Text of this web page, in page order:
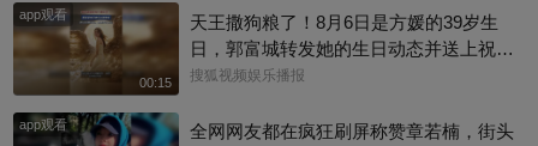
中餐厅这个暖心片段！#尹浩宇 #姜妍
app观看
00:15
天王撒狗粮了！8月6日是方媛的39岁生
日，郭富城转发她的生日动态并送上祝
福：“祝老婆生日快乐，身体健康，心想事
甜蜜幸福~
搜狐视频娱乐播报
app观看
全网网友都在疯狂刷屏称赞章若楠，街头